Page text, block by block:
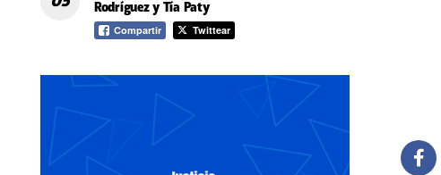
Rodríguez y Tía Paty
Compartir Twittear